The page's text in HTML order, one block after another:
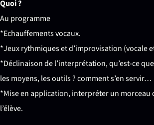
Quoi ?
Au programme
*Echauffements vocaux.
*Jeux rythmiques et d’improvisation (vocale
*Déclinaison de l’interprétation, qu’est-ce
les moyens, les outils ? comment s’en servir…
*Mise en application, interpréter un morceau
l’élève.